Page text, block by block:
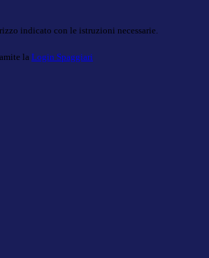
indicato con le istruzioni necessarie.
la Login Spaggiari